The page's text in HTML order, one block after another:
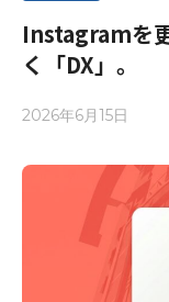
Instagramを
く「DX」。
2026年6月15日